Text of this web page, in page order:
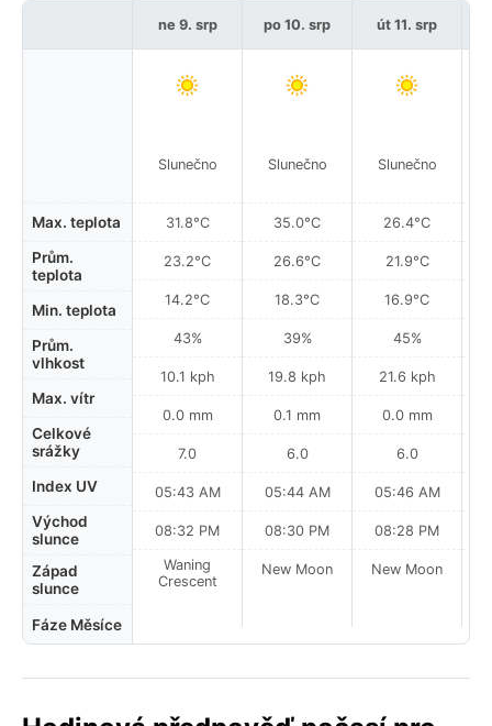
Max. teplota
Prům.
teplota
Min. teplota
Prům.
vlhkost
Max. vítr
Celkové
srážky
Index UV
Východ
slunce
Západ
slunce
Fáze Měsíce
ne 9. srp
Slunečno
31.8°C
23.2°C
14.2°C
43%
10.1 kph
0.0 mm
7.0
05:43 AM
08:32 PM
Waning
Crescent
po 10. srp
Slunečno
35.0°C
26.6°C
18.3°C
39%
19.8 kph
0.1 mm
6.0
05:44 AM
08:30 PM
New Moon
út 11. srp
Slunečno
26.4°C
21.9°C
16.9°C
45%
21.6 kph
0.0 mm
6.0
05:46 AM
08:28 PM
New Moon